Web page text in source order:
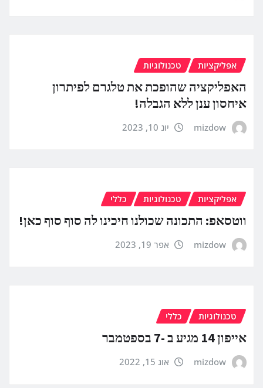
אפליקציות טכנולוגיות
האפליקציה שהופכת את טלגרם לפיתרון
איחסון ענן ללא הגבלה!
mizdow יונ 10, 2023
אפליקציות טכנולוגיות כללי
ווטסאפ: התכונה שכולנו חיכינו לה סוף סוף כאן!
mizdow אפר 19, 2023
טכנולוגיות כללי
אייפון 14 מגיע ב -7 בספטמבר
mizdow אוג 15, 2022